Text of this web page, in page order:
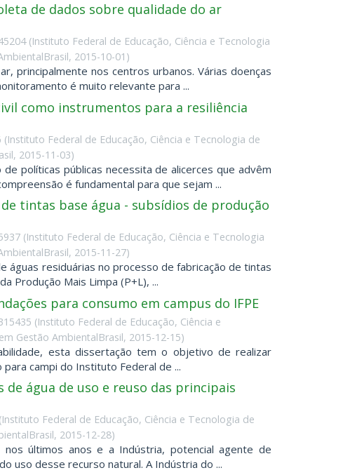
de dados sobre qualidade do ar
(Instituto Federal de Educação, Ciência e Tecnologia
, 2015-10-01 )
principalmente nos centros urbanos. Várias doenças
é muito relevante para ...
como instrumentos para a resiliência
(Instituto Federal de Educação, Ciência e Tecnologia de
, 2015-11-03)
políticas públicas necessita de alicerces que advêm
é fundamental para que sejam ...
tintas base água - subsídios de produção
(Instituto Federal de Educação, Ciência e Tecnologia
, 2015-11-27)
residuárias no processo de fabricação de tintas
Produção Mais Limpa (P+L), ...
para consumo em campus do IFPE
(Instituto Federal de Educação, Ciência e
Gestão AmbientalBrasil, 2015-12-15)
esta dissertação tem o objetivo de realizar
campi do Instituto Federal de ...
água de uso e reuso das principais
(Instituto Federal de Educação, Ciência e Tecnologia de
, 2015-12-28)
últimos anos e a Indústria, potencial agente de
uso desse recurso natural. A Indústria do ...